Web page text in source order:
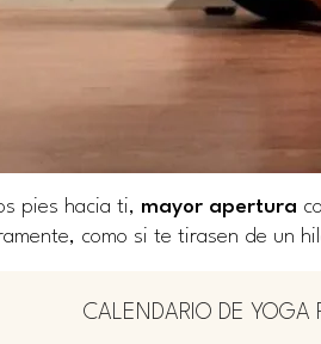
pies hacia ti, mayor apertura
como si te tirasen de un
CALENDARIO DE YOGA